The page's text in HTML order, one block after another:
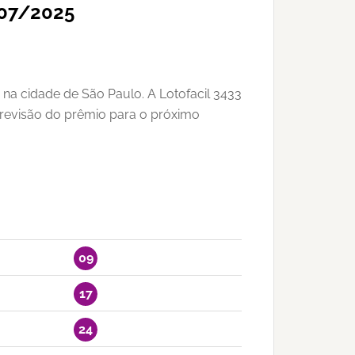
2025
cidade de São Paulo. A Lotofacil 3433
do prêmio para o próximo
09
17
24